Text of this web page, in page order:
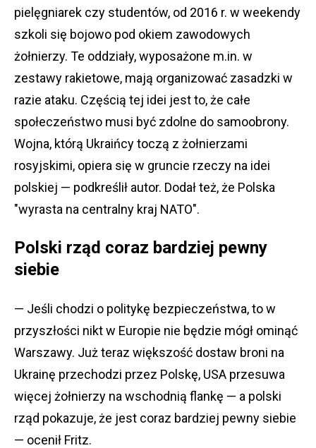
pielęgniarek czy studentów, od 2016 r. w weekendy
szkoli się bojowo pod okiem zawodowych
żołnierzy. Te oddziały, wyposażone m.in. w
zestawy rakietowe, mają organizować zasadzki w
razie ataku. Częścią tej idei jest to, że całe
społeczeństwo musi być zdolne do samoobrony.
Wojna, którą Ukraińcy toczą z żołnierzami
rosyjskimi, opiera się w gruncie rzeczy na idei
polskiej — podkreślił autor. Dodał też, że Polska
"wyrasta na centralny kraj NATO".
Polski rząd coraz bardziej pewny
siebie
— Jeśli chodzi o politykę bezpieczeństwa, to w
przyszłości nikt w Europie nie będzie mógł ominąć
Warszawy. Już teraz większość dostaw broni na
Ukrainę przechodzi przez Polskę, USA przesuwa
więcej żołnierzy na wschodnią flankę — a polski
rząd pokazuje, że jest coraz bardziej pewny siebie
— ocenił Fritz.